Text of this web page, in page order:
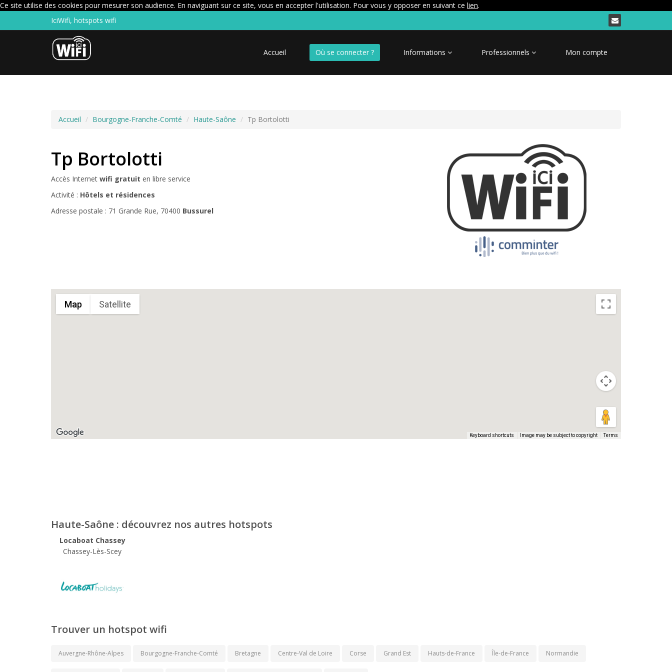
Ce site utilise des cookies pour mesurer son audience. En naviguant sur ce site, vous en accepter l'utilisation. Pour vous y opposer en suivant ce lien.
IciWifi, hotspots wifi
Accueil Où se connecter ? Informations Professionnels Mon compte
Accueil Bourgogne-Franche-Comté Haute-Saône Tp Bortolotti
Tp Bortolotti
Accès Internet wifi gratuit en libre service
Activité : Hôtels et résidences
Adresse postale : 71 Grande Rue, 70400 Bussurel
Map Satellite
Keyboard shortcuts Image may be subject to copyright Terms
Haute-Saône : découvrez nos autres hotspots
Locaboat Chassey
Chassey-Lès-Scey
Trouver un hotspot wifi
Auvergne-Rhône-Alpes Bourgogne-Franche-Comté Bretagne Centre-Val de Loire Corse Grand Est Hauts-de-France Île-de-France Normandie